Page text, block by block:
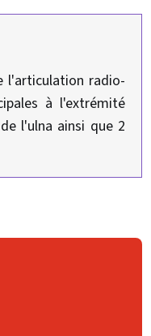
l'articulation radio-
à l'extrémité
l'ulna ainsi que 2